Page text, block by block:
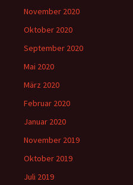
November 2020
Oktober 2020
September 2020
Mai 2020
März 2020
Februar 2020
Januar 2020
November 2019
Oktober 2019
Juli 2019